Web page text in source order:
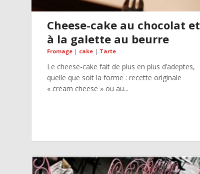
Cheese-cake au chocolat et
à la galette au beurre
Fromage| cake| Tarte
Le cheese-cake fait de plus en plus d’adeptes,
quelle que soit la forme : recette originale
« cream cheese » ou au...